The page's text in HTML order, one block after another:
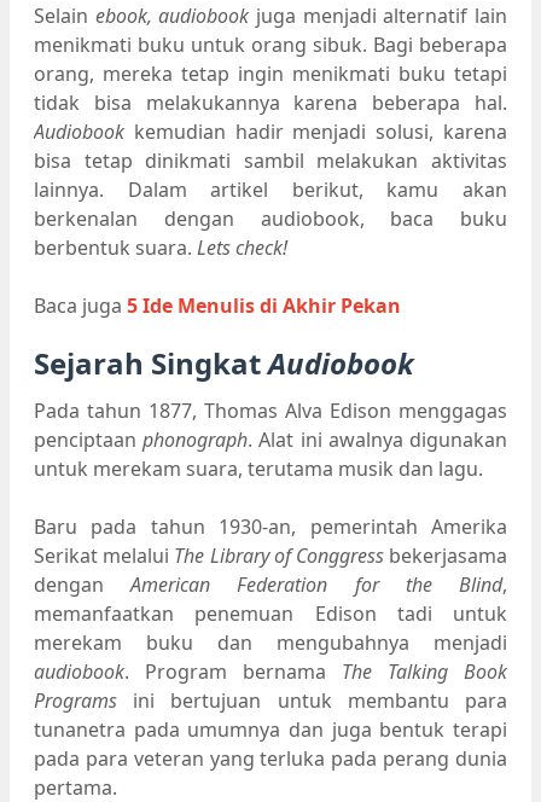
Selain ebook, audiobook juga menjadi alternatif lain
menikmati buku untuk orang sibuk. Bagi beberapa
orang, mereka tetap ingin menikmati buku tetapi
tidak bisa melakukannya karena beberapa hal.
Audiobook kemudian hadir menjadi solusi, karena
bisa tetap dinikmati sambil melakukan aktivitas
lainnya. Dalam artikel berikut, kamu akan
berkenalan dengan audiobook, baca buku
berbentuk suara. Lets check!
Baca juga 5 Ide Menulis di Akhir Pekan
Sejarah SingkatAudiobook
Pada tahun 1877, Thomas Alva Edison menggagas
penciptaanphonograph. Alat ini awalnya digunakan
untuk merekam suara, terutama musik dan lagu.
Baru pada tahun 1930-an, pemerintah Amerika
Serikat melalui The Library of Conggressbekerjasama
denganAmerican Federation for the Blind,
memanfaatkan penemuan Edison tadi untuk
merekam buku dan mengubahnya menjadi
audiobook. Program bernama The Talking Book
Programs ini bertujuan untuk membantu para
tunanetra pada umumnya dan juga bentuk terapi
pada para veteran yang terluka pada perang dunia
pertama.